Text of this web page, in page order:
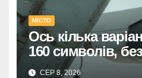
МІСТО
Ось кілька
160 символів,
Один прямий
СЕР 8, 2026